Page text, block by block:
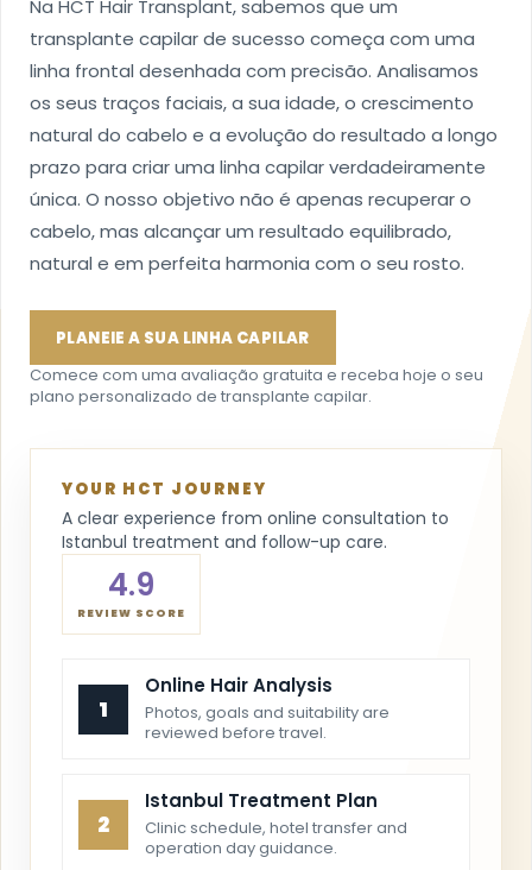
Na HCT Hair Transplant, sabemos que um
transplante capilar de sucesso começa com uma
linha frontal desenhada com precisão. Analisamos
os seus traços faciais, a sua idade, o crescimento
natural do cabelo e a evolução do resultado a longo
prazo para criar uma linha capilar verdadeiramente
única. O nosso objetivo não é apenas recuperar o
cabelo, mas alcançar um resultado equilibrado,
natural e em perfeita harmonia com o seu rosto.
PLANEIE A SUA LINHA CAPILAR
Comece com uma avaliação gratuita e receba hoje o seu
plano personalizado de transplante capilar.
YOUR HCT JOURNEY
A clear experience from online consultation to
Istanbul treatment and follow-up care.
4.9
REVIEW SCORE
1
Online Hair Analysis
Photos, goals and suitability are
reviewed before travel.
2
Istanbul Treatment Plan
Clinic schedule, hotel transfer and
operation day guidance.